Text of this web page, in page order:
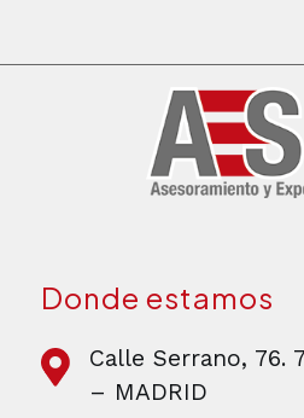
Donde estamos
Calle Serrano, 76.
– MADRID